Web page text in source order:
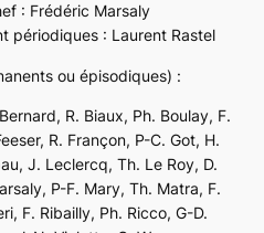
: Frédéric Marsaly
périodiques : Laurent Rastel
ou épisodiques) :
R. Biaux, Ph. Boulay, F.
R. Françon, P-C. Got, H.
J. Leclercq, Th. Le Roy, D.
P-F. Mary, Th. Matra, F.
F. Ribailly, Ph. Ricco, G-D.